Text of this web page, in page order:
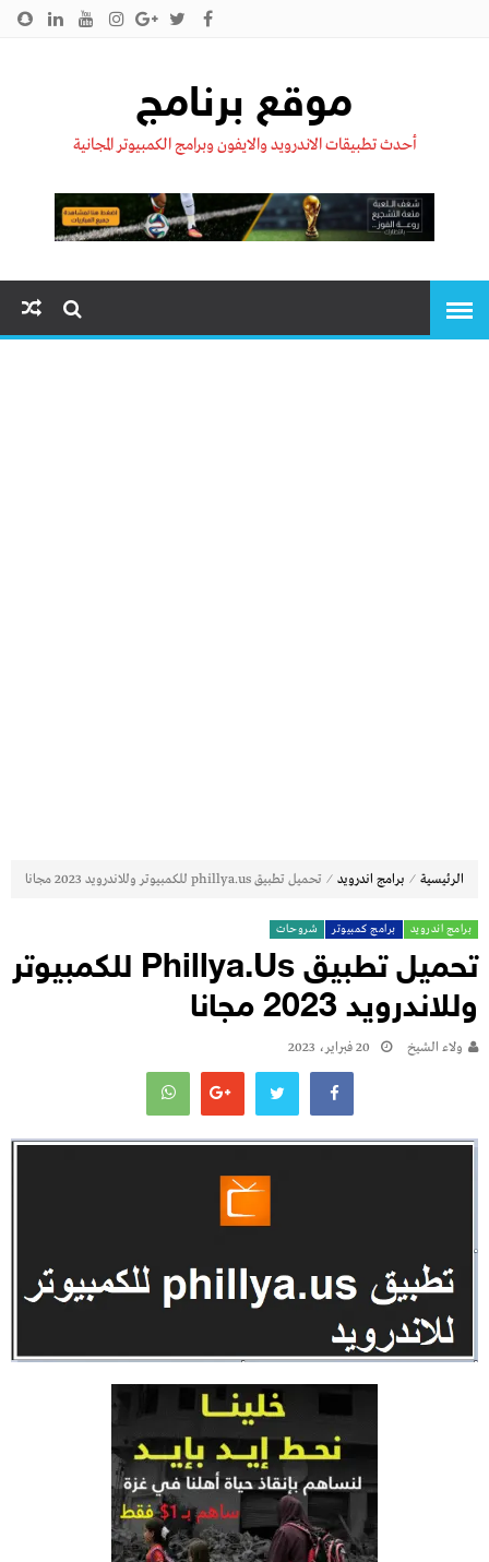
موقع برنامج
أحدث تطبيقات الاندرويد والايفون وبرامج الكمبيوتر المجانية
الرئيسية ⁄ برامج اندرويد ⁄ تحميل تطبيق phillya.us للكمبيوتر وللاندرويد 2023 مجانا
برامج اندرويد برامج كمبيوتر شروحات
تحميل تطبيق Phillya.us للكمبيوتر
وللاندرويد 2023 مجانا
ولاء الشيخ 20 فبراير، 2023